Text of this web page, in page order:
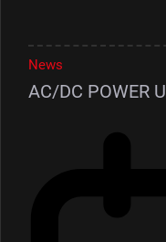
News
AC/DC POWER